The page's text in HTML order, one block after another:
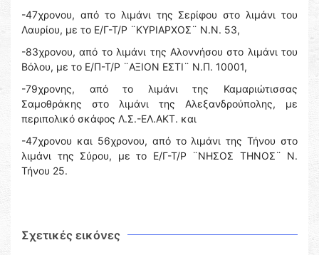
-47χρονου, από το λιμάνι της Σερίφου στο λιμάνι του
Λαυρίου, με το Ε/Γ-Τ/Ρ ¨ΚΥΡΙΑΡΧΟΣ¨ N.Ν. 53,
-83χρονου, από το λιμάνι της Αλοννήσου στο λιμάνι του
Βόλου, με το Ε/Π-Τ/Ρ ¨ΑΞΙΟΝ ΕΣΤΙ¨ Ν.Π. 10001,
-79χρονης, από το λιμάνι της Καμαριώτισσας
Σαμοθράκης στο λιμάνι της Αλεξανδρούπολης, με
περιπολικό σκάφος Λ.Σ.-ΕΛ.ΑΚΤ. και
-47χρονου και 56χρονου, από το λιμάνι της Τήνου στο
λιμάνι της Σύρου, με το Ε/Γ-Τ/Ρ ¨ΝΗΣΟΣ ΤΗΝΟΣ¨ Ν.
Τήνου 25.
Σχετικές εικόνες